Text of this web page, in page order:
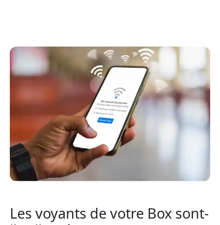
Les voyants de votre Box sont-